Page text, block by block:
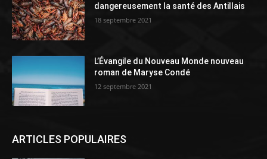
dangereusement la santé des Antillais
18 septembre 2021
L’Évangile du Nouveau Monde nouveau
roman de Maryse Condé
12 septembre 2021
ARTICLES POPULAIRES